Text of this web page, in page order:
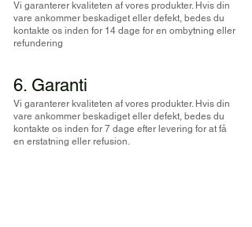
Vi garanterer kvaliteten af vores produkter. Hvis din
vare ankommer beskadiget eller defekt, bedes du
kontakte os inden for 14 dage for en ombytning eller
refundering
6. Garanti
Vi garanterer kvaliteten af vores produkter. Hvis din
vare ankommer beskadiget eller defekt, bedes du
kontakte os inden for 7 dage efter levering for at få
en erstatning eller refusion.